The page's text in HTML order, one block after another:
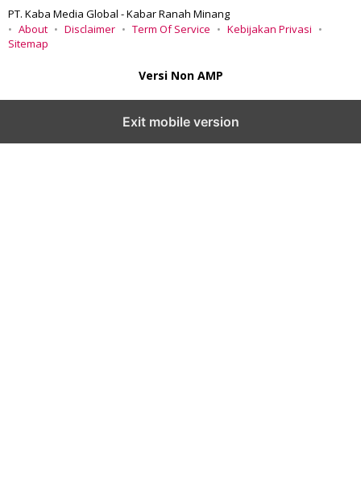
PT. Kaba Media Global - Kabar Ranah Minang
About
Disclaimer Term Of Service
Kebijakan Privasi
Sitemap
Versi Non AMP
Exit mobile version